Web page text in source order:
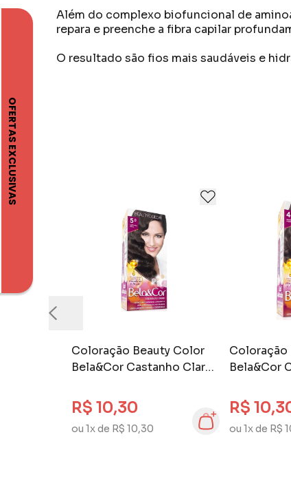
Além do complexo biofuncional de
repara e preenche a fibra capilar
O resultado são fios mais saudáveis e
Coloração Beauty Color
Bela&Cor Castanho Claro
R$ 10,30
ou 1x de R$ 10,30
Coloração
Bela&Cor
R$
ou 1x de R$